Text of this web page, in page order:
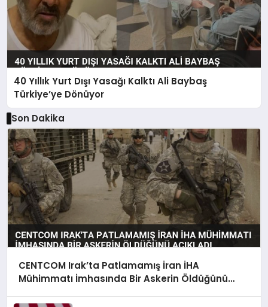
40 Yıllık Yurt Dışı Yasağı Kalktı Ali Baybaş
Türkiye’ye Dönüyor
Son Dakika
CENTCOM Irak’ta Patlamamış İran İHA
Mühimmatı İmhasında Bir Askerin Öldüğünü